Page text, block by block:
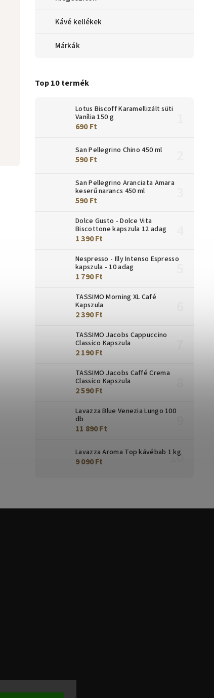
Kávé kellékek
Márkák
Top 10 termék
Lotus Biscoff Karamellizált süti
Vanília 150 g
690 Ft
San Pellegrino Chino 450 ml
590 Ft
San Pellegrino Aranciata Amara
keserű narancs 450 ml
590 Ft
Dolce Gusto - Dolce Vita
Biscottone kapszula 12 adag
1 390 Ft
Nespresso - Illy Intenso Espresso
kapszula - 10 adag
1 790 Ft
TASSIMO Morning XL Café
Kapszula
2 390 Ft
TASSIMO Jacobs Cappuccino
Classico Kapszula
2 190 Ft
TASSIMO Jacobs Caffé Crema
Classico Kapszula
2 590 Ft
Lavazza Blue Venezia Lungo 100
db
11 890 Ft
Lavazza Aroma Top kávébab 1 kg
9 090 Ft